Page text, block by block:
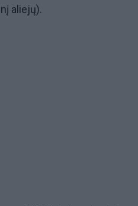
aliejų).